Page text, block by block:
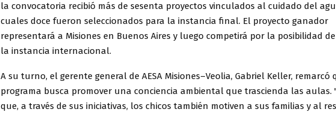
la convocatoria recibió más de sesenta proyectos vinculados al cuidado del
cuales doce fueron seleccionados para la instancia final. El proyecto ganador
representará a Misiones en Buenos Aires y luego competirá por la posibilidad
la instancia internacional.
A su turno, el gerente general de AESA Misiones–Veolia, Gabriel Keller, remarcó
programa busca promover una conciencia ambiental que trascienda las aulas.
que, a través de sus iniciativas, los chicos también motiven a sus familias y al